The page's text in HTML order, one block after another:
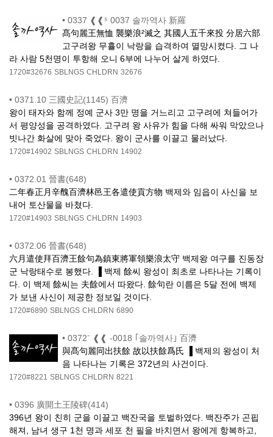
• 0337 ❰❰⁵ 0037 솔까역사 新羅
髙句麗王無恤 襲樂浪²滅之 其國人五千來投 分居六部
고구려왕 무휼이 낙랑을 습격하여 멸망시켰다. 그 나
라 사람 5천명이 투항해 오니 6부에 나누어 살게 하였다.
1720#32676 SBLNGS CHLDRN 32676
• 0371.10 三國史記(1145) 百濟
왕이 태자와 함께 정예 군사 3만 명을 거느리고 고구려에 쳐들어가
서 평양성을 공격하였다. 고구려 왕 사유가 힘을 다해 싸워 막았으나
빗나간 화살에 맞아 죽었다. 왕이 군사를 이끌고 물러났다.
1720#14902 SBLNGS CHLDRN 14902
• 0372.01 晉書(648)
二年春正月辛醜百濟林邑王各遣使貢方物 백제와 임읍이 사신을 보
내어 토산물을 바쳤다.
1720#14903 SBLNGS CHLDRN 14903
• 0372.06 晉書(648)
六月遣使拜百濟王餘句為鎮東將軍領樂浪太守 백제왕 여구를 진동장
군 낙랑태수로 봉했다. ▐ 백제 餘씨 왕성이 최초로 나타나는 기록이
다. 이 백제 餘씨는 夫餘에서 따왔다. 餘句란 이름은 5달 전에 백제
가 보낸 사신이 제공한 정보일 것이다.
1720#6890 SBLNGS CHLDRN 6890
• 0372⁻ ❰❰ -0018 ｢솔까역사｣ 百濟
與髙句麗同出扶餘 故以扶餘爲氏 ▐ 백제의 왕성이 처
음 나타나는 기록은 372년의 사건이다.
1720#8221 SBLNGS CHLDRN 8221
• 0396 廣開土王陵碑(414)
396년 왕이 친히 군을 이끌고 백잔국을 토벌하였다. 백잔주가 곤핍
해져, 남녀 생구 1천 명과 세포 천 필을 바치면서 왕에게 항복하고,